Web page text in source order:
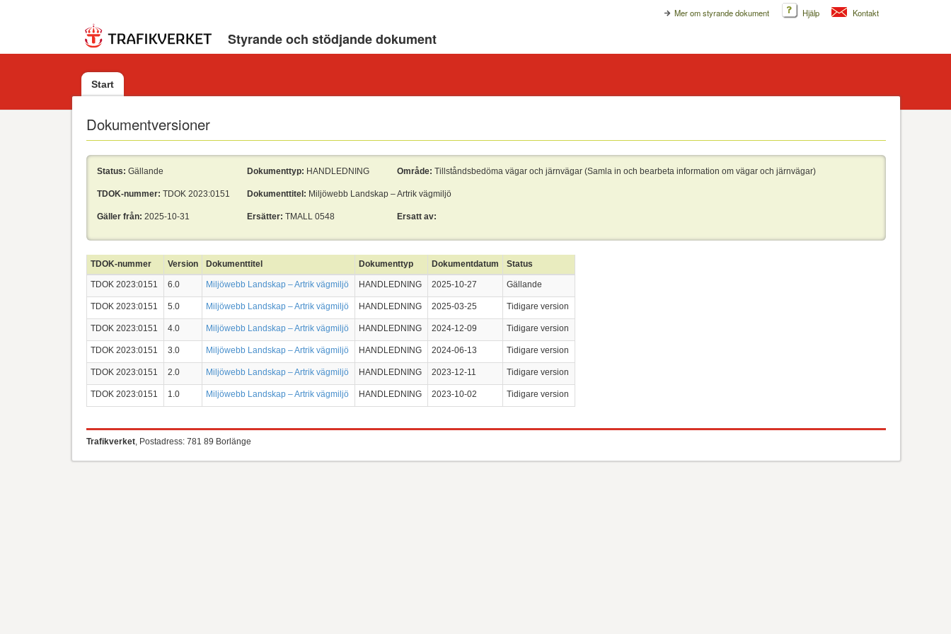
Mer om styrande dokument Hjälp Kontakt
Styrande och stödjande dokument
Start
Dokumentversioner
Status: Gällande Dokumenttyp: HANDLEDNING Område: Tillståndsbedöma vägar och järnvägar (Samla in och bearbeta information om vägar och järnvägar)
TDOK-nummer: TDOK 2023:0151 Dokumenttitel: Miljöwebb Landskap – Artrik vägmiljö
Gäller från: 2025-10-31 Ersätter: TMALL 0548 Ersatt av:
TDOK-nummer Version Dokumenttitel Dokumenttyp Dokumentdatum Status
TDOK 2023:0151 6.0 Miljöwebb Landskap – Artrik vägmiljö HANDLEDNING 2025-10-27 Gällande
TDOK 2023:0151 5.0 Miljöwebb Landskap – Artrik vägmiljö HANDLEDNING 2025-03-25 Tidigare version
TDOK 2023:0151 4.0 Miljöwebb Landskap – Artrik vägmiljö HANDLEDNING 2024-12-09 Tidigare version
TDOK 2023:0151 3.0 Miljöwebb Landskap – Artrik vägmiljö HANDLEDNING 2024-06-13 Tidigare version
TDOK 2023:0151 2.0 Miljöwebb Landskap – Artrik vägmiljö HANDLEDNING 2023-12-11 Tidigare version
TDOK 2023:0151 1.0 Miljöwebb Landskap – Artrik vägmiljö HANDLEDNING 2023-10-02 Tidigare version
Trafikverket, Postadress: 781 89 Borlänge